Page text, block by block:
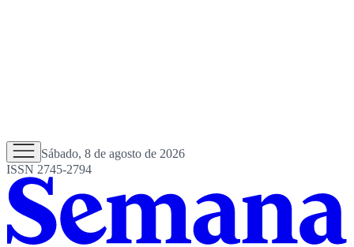
Sábado, 8 de agosto de 2026
ISSN 2745-2794